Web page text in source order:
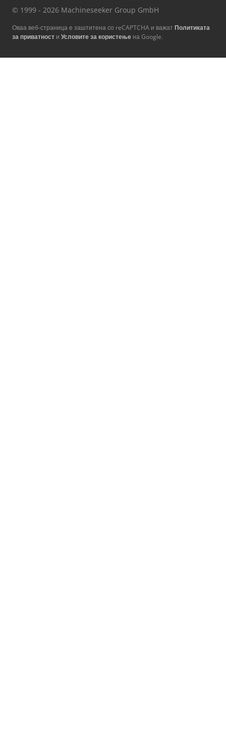
© 1999 - 2026 Machineseeker Group GmbH
Оваа веб-страница е заштитена со reCAPTCHA и важат Политиката
за приватност и Условите за користење на Google.